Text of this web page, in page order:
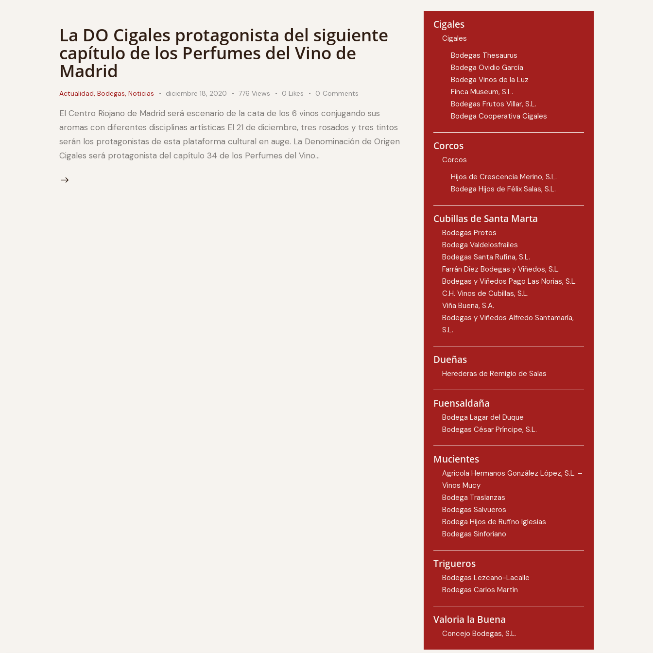
La DO Cigales protagonista del siguiente
capítulo de los Perfumes del Vino de
Madrid
Actualidad, Bodegas, Noticias diciembre 18, 2020 776 Views 0 Likes 0 Comments
El Centro Riojano de Madrid será escenario de la cata de los 6 vinos conjugando sus
aromas con diferentes disciplinas artísticas El 21 de diciembre, tres rosados y tres tintos
serán los protagonistas de esta plataforma cultural en auge. La Denominación de Origen
Cigales será protagonista del capítulo 34 de los Perfumes del Vino…
Cigales
Cigales
Bodegas Thesaurus
Bodega Ovidio García
Bodega Vinos de la Luz
Finca Museum, S.L.
Bodegas Frutos Villar, S.L.
Bodega Cooperativa Cigales
Corcos
Corcos
Hijos de Crescencia Merino, S.L.
Bodega Hijos de Félix Salas, S.L.
Cubillas de Santa Marta
Bodegas Protos
Bodega Valdelosfrailes
Bodegas Santa Rufina, S.L.
Farrán Díez Bodegas y Viñedos, S.L.
Bodegas y Viñedos Pago Las Norias, S.L.
C.H. Vinos de Cubillas, S.L.
Viña Buena, S.A.
Bodegas y Viñedos Alfredo Santamaría,
S.L.
Dueñas
Herederas de Remigio de Salas
Fuensaldaña
Bodega Lagar del Duque
Bodegas César Príncipe, S.L.
Mucientes
Agrícola Hermanos González López, S.L. –
Vinos Mucy
Bodega Traslanzas
Bodegas Salvueros
Bodega Hijos de Rufino Iglesias
Bodegas Sinforiano
Trigueros
Bodegas Lezcano-Lacalle
Bodegas Carlos Martín
Valoria la Buena
Concejo Bodegas, S.L.